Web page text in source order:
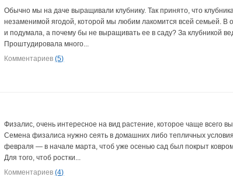
Обычно мы на даче выращивали клубнику. Так принято, что
незаменимой ягодой, которой мы любим лакомится всей семьей. В
и подумала, а почему бы не выращивать ее в саду? За клубникой
Проштудировала много...
Комментариев(5)
Физалис, очень интересное на вид растение, которое чаще всего
Семена физалиса нужно сеять в домашних либо тепличных
февраля — в начале марта, чтоб уже осенью сад был покрыт
Для того, чтоб ростки...
Комментариев(4)